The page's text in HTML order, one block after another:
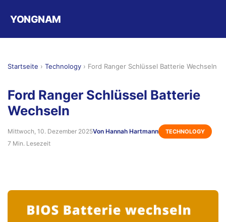
YONGNAM
Startseite › Technology › Ford Ranger Schlüssel Batterie Wechseln
Ford Ranger Schlüssel Batterie
Wechseln
Mittwoch, 10. Dezember 2025Von Hannah Hartmann TECHNOLOGY
7 Min. Lesezeit